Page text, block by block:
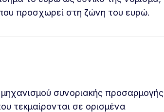
προσχωρεί στη ζώνη του ευρώ.
μηχανισμού συνοριακής προσαρμογής
τεκμαίρονται σε ορισμένα